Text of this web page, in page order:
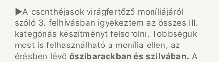
►A csonthéjasok virágfertőző moníliájáról
szóló 3. felhívásban igyekeztem az összes III.
kategóriás készítményt felsorolni. Többségük
most is felhasználható a monília ellen, az
érésben lévő őszibarackban és szilvában. A